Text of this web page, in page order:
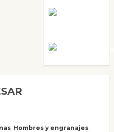
Hombres y engranajes